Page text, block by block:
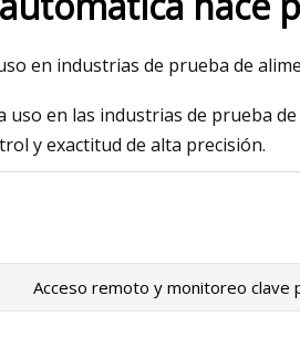
Mar 06, 2023
Codificación láser frente a
de inyección de tinta
en industrias de prueba de
uso en las industrias de prueba
y exactitud de alta precisión.
Acceso remoto y monitoreo clave